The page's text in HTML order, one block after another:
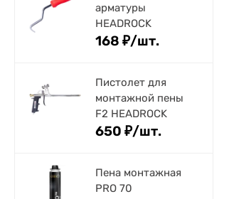
арматуры
HEADROCK
168 ₽/шт.
Пистолет для
монтажной пены
F2 HEADROCK
650 ₽/шт.
Пена монтажная
PRO 70